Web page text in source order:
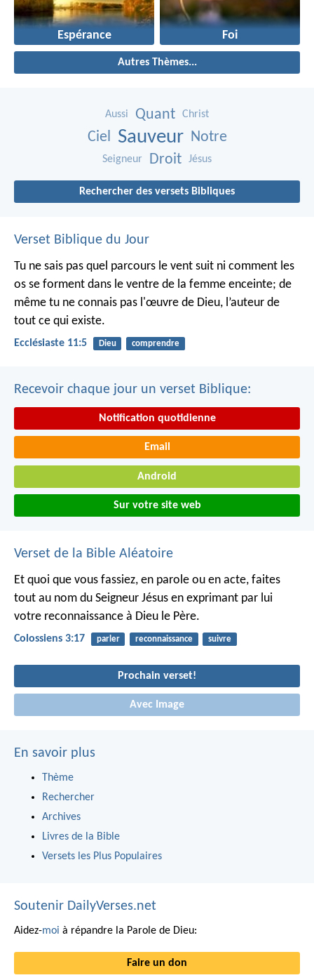
Espérance Foi
Autres Thèmes...
Aussi Quant Christ
Ciel Sauveur Notre
Seigneur Droit Jésus
Rechercher des versets Bibliques
Verset Biblique du Jour
Tu ne sais pas quel parcours le vent suit ni comment les
os se forment dans le ventre de la femme enceinte; de
même tu ne connais pas l'œuvre de Dieu, l’auteur de
tout ce qui existe.
Ecclésiaste 11:5 Dieu comprendre
Recevoir chaque jour un verset Biblique:
Notification quotidienne
Email
Android
Sur votre site web
Verset de la Bible Aléatoire
Et quoi que vous fassiez, en parole ou en acte, faites
tout au nom du Seigneur Jésus en exprimant par lui
votre reconnaissance à Dieu le Père.
Colossiens 3:17 parler reconnaissance suivre
Prochain verset!
Avec Image
En savoir plus
Thème
Rechercher
Archives
Livres de la Bible
Versets les Plus Populaires
Soutenir DailyVerses.net
Aidez-moi à répandre la Parole de Dieu:
Faire un don